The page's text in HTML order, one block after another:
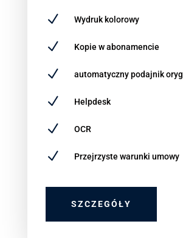
N Wydruk kolorowy
N Kopie w abonamencie
N automatyczny podajnik
N Helpdesk
N OCR
N Przejrzyste warunki umowy
SZCZEGÓŁY